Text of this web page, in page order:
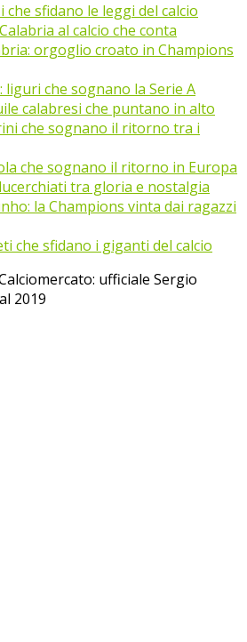
che sfidano le leggi del calcio
al calcio che conta
orgoglio croato in Champions
liguri che sognano la Serie A
calabresi che puntano in alto
che sognano il ritorno tra i
che sognano il ritorno in Europa
tra gloria e nostalgia
la Champions vinta dai ragazzi
che sfidano i giganti del calcio
ufficiale Sergio
2019